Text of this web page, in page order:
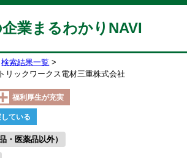
業まるわかりNAVI
検索結果一覧
リックワークス電材三重株式会社
福利厚生が充実
ている
・医薬品以外）